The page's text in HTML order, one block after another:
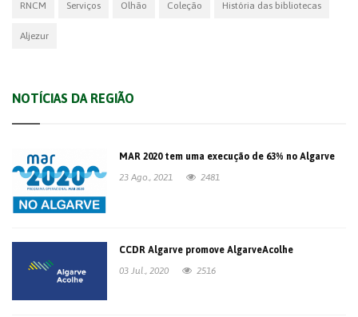
RNCM Serviços Olhão Coleção História das bibliotecas
Aljezur
NOTÍCIAS DA REGIÃO
MAR 2020 tem uma execução de 63% no Algarve
23 Ago., 2021
2481
CCDR Algarve promove AlgarveAcolhe
03 Jul., 2020
2516